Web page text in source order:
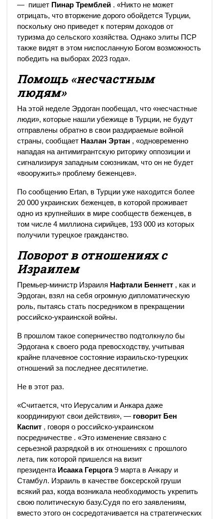
— пишет Пинар Тремблей . «Никто не может
отрицать, что вторжение дорого обойдется Турции,
поскольку оно приведет к потерям доходов от
туризма до сельского хозяйства. Однако элиты ПСР
также видят в этом ниспосланную Богом возможность
победить на выборах 2023 года».
Помощь «несчастным
людям»
На этой неделе Эрдоган пообещал, что «несчастные
люди», которые нашли убежище в Турции, не будут
отправлены обратно в свои раздираемые войной
страны, сообщает Назлан Эртан , «одновременно
нападая на антимигрантскую риторику оппозиции и
сигнализируя западным союзникам, что он не будет
«вооружить» проблему беженцев».
По сообщению Ertan, в Турции уже находится более
20 000 украинских беженцев, в которой проживает
одно из крупнейших в мире сообществ беженцев, в
том числе 4 миллиона сирийцев, 193 000 из которых
получили турецкое гражданство.
Поворот в отношениях с
Израилем
Премьер-министр Израиля Нафтали Беннетт , как и
Эрдоган, взял на себя огромную дипломатическую
роль, пытаясь стать посредником в прекращении
российско-украинской войны.
В прошлом такое соперничество подтолкнуло бы
Эрдогана к своего рода превосходству, учитывая
крайне плачевное состояние израильско-турецких
отношений за последнее десятилетие.
Не в этот раз.
«Считается, что Иерусалим и Анкара даже
координируют свои действия», — говорит Бен
Каспит , говоря о российско-украинском
посредничестве . «Это изменение связано с
серьезной разрядкой в ​​их отношениях с прошлого
лета, пик которой пришелся на визит
президента Исаака Герцога9 марта в Анкару и
Стамбул. Израиль в качестве боксерской груши
всякий раз, когда возникала необходимость укрепить
свою политическую базу.Судя по его заявлениям,
вместо этого он сосредотачивается на стратегических